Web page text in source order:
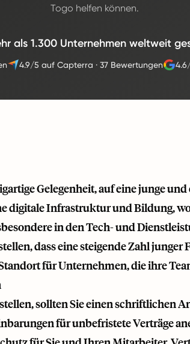
Togo helfen können.
als 1.300 Unternehmen weltweit
4.9/5 auf Capterra ·37 Bewertungen
Gelegenheit, auf eine junge
digitale Infrastruktur und Bildung,
in den Tech- und
dass eine steigende Zahl
für Unternehmen, die ihre
sollten Sie einen schriftlichen
für unbefristete Verträge